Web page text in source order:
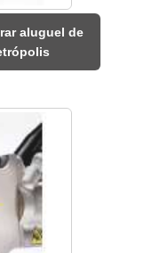
aluguel de